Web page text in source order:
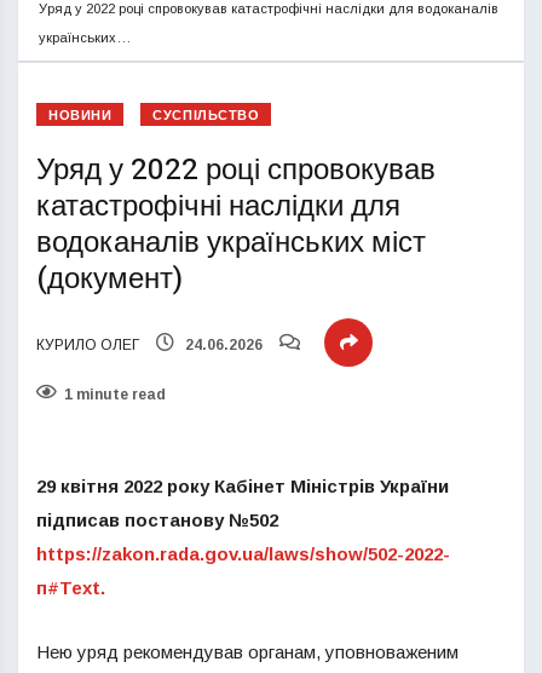
Уряд у 2022 році спровокував катастрофічні наслідки для водоканалів
українських…
НОВИНИ СУСПІЛЬСТВО
Уряд у 2022 році спровокував
катастрофічні наслідки для
водоканалів українських міст
(документ)
КУРИЛО ОЛЕГ 24.06.2026
1 minute read
29 квітня 2022 року Кабінет Міністрів України
підписав постанову №502
https://zakon.rada.gov.ua/laws/show/502-2022-
п#Text.
Нею уряд рекомендував органам, уповноваженим